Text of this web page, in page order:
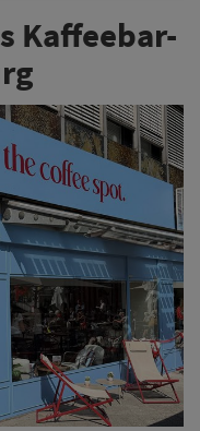
Kaffeebar-